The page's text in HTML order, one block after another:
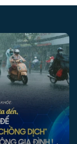
xét nghiệm tầm
các bất thường
trị các bệnh
phát triển ung
hút thuốc lá,
ăn uống lành